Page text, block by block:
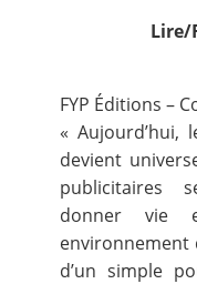
Lire/
FYP Éditions –
« Aujourd’hui,
devient
publicitaires
donner vie
environnement
d’un simple